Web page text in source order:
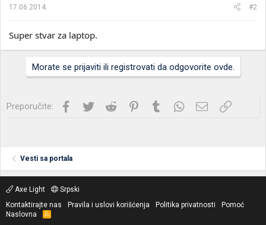
17.06.2014. #2
Super stvar za laptop.
Morate se prijaviti ili registrovati da odgovorite ovde.
Preporučite: Facebook
Twitter Reddit PinterestTumblrWhatsApp
Imejl Link
Vesti sa portala
Axe Light
Srpski
Kontaktirajte nas
Pravila i uslovi korišćenja Politika privatnosti
Pomoć
Naslovna
R